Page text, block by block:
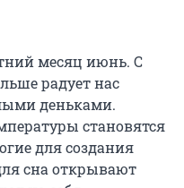
месяц июнь. С
радует нас
деньками.
становятся
для создания
сна открывают